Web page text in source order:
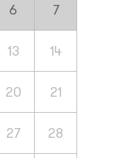
6 7
13 14
20 21
27 28